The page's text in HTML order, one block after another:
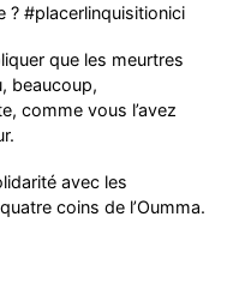
? #placerlinquisitionici
que les meurtres
beaucoup,
comme vous l’avez
avec les
coins de l’Oumma.